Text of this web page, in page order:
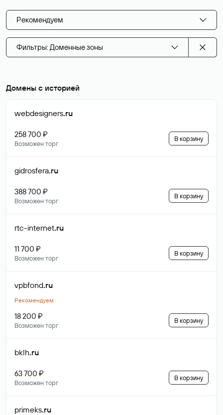
Рекомендуем
Фильтры: Доменные зоны
Домены с историей
webdesigners.ru
258 700 ₽
Возможен торг
В корзину
gidrosfera.ru
388 700 ₽
Возможен торг
В корзину
rtc-internet.ru
11 700 ₽
Возможен торг
В корзину
vpbfond.ru
Рекомендуем
18 200 ₽
Возможен торг
В корзину
bklh.ru
63 700 ₽
Возможен торг
В корзину
primeks.ru